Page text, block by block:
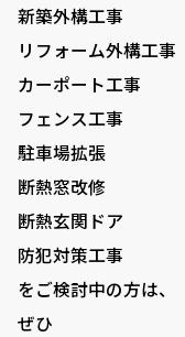
新築外構工事
リフォーム外構工事
カーポート工事
フェンス工事
駐車場拡張
断熱窓改修
断熱玄関ドア
防犯対策工事
をご検討中の方は、
ぜひ